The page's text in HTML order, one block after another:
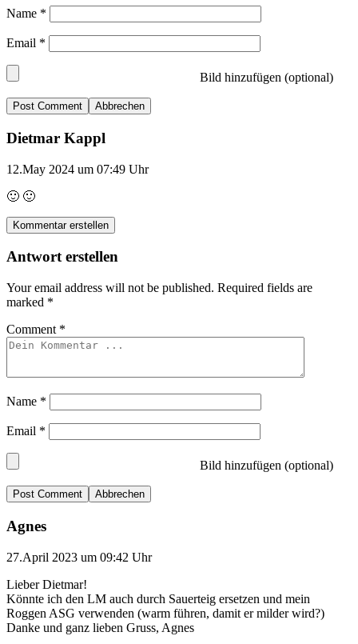
Name *
Email *
Bild hinzufügen (optional)
Abbrechen
Dietmar Kappl
12.May 2024 um 07:49 Uhr
🙂 🙂
Kommentar erstellen
Antwort erstellen
Your email address will not be published. Required fields are
marked *
Comment *
Name *
Email *
Bild hinzufügen (optional)
Abbrechen
Agnes
27.April 2023 um 09:42 Uhr
Lieber Dietmar!
Könnte ich den LM auch durch Sauerteig ersetzen und mein
Roggen ASG verwenden (warm führen, damit er milder wird?)
Danke und ganz lieben Gruss, Agnes